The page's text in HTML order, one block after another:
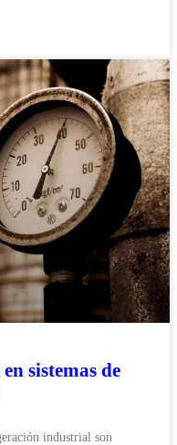
sistemas de
industrial son